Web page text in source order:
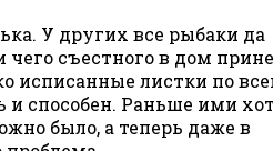
У других все рыбаки да
чего съестного в дом
исписанные листки по
и способен. Раньше ими
было, а теперь даже в